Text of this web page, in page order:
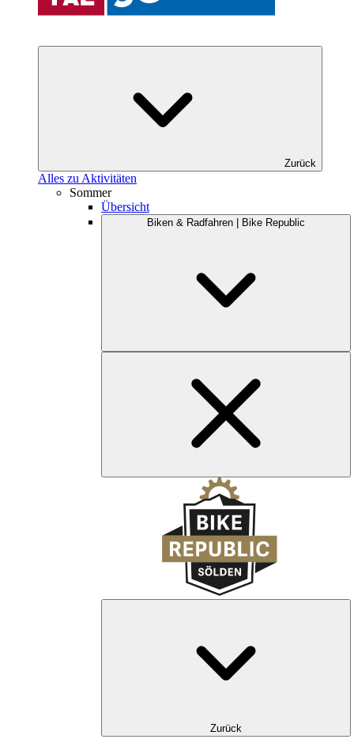
Zurück
Alles zu Aktivitäten
Sommer
Übersicht
Biken & Radfahren | Bike Republic
Zurück